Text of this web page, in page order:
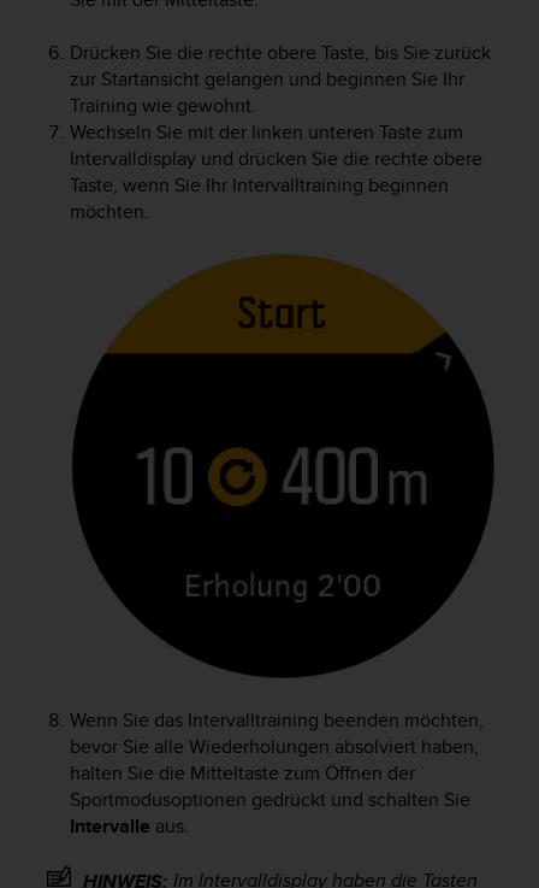
Drücken Sie die rechte obere Taste, bis Sie zurück
zur Startansicht gelangen und beginnen Sie Ihr
Training wie gewohnt.
Wechseln Sie mit der linken unteren Taste zum
Intervalldisplay und drücken Sie die rechte obere
Taste, wenn Sie Ihr Intervalltraining beginnen
möchten.
Wenn Sie das Intervalltraining beenden möchten,
bevor Sie alle Wiederholungen absolviert haben,
halten Sie die Mitteltaste zum Öffnen der
Sportmodusoptionen gedrückt und schalten Sie
Intervalle aus.
HINWEIS: Im Intervalldisplay haben die Tasten